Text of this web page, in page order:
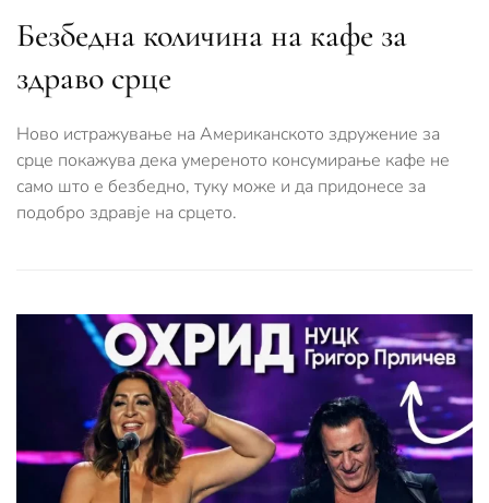
Безбедна количина на кафе за
здраво срце
Ново истражување на Американското здружение за
срце покажува дека умереното консумирање кафе не
само што е безбедно, туку може и да придонесе за
подобро здравје на срцето.